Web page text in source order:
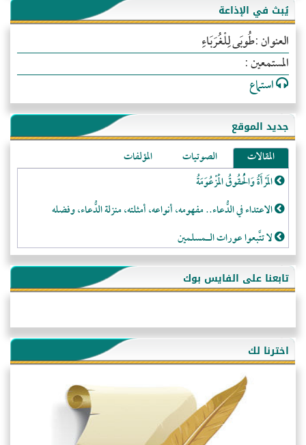
يُبث في الإذاعة
العنوان :طُوبَى لِلْغُرَبَاءِ
المستمعين :
استماع
جديد الموقع
المقالات الصوتيات
المؤلفات
المَرْأَةُ وَالْحُقُوقُ الْمَزْعُوَمَةُ
الاعتداء في الدُّعاء.. مفهومه، أنواعه، أمثلته، منزلة الدُّعاء، وفضله
لا تتَّبعوا عورات الـمسلمين
فقه النَّصيحة عند الصَّحابة الكرام رضي الله عنهم
لَا عِزَّةَ إِلَّا بِالإِسْلَامِ
هذه سبيلنا فماذا تنقمون؟!
أُسُـسُ بَـيْـتِ الـمُسْـلِمِ
التَّعْلِيمُ القُرْآنِي
كلمة إلى إخواني السلفيين في الجزائر
تابعنا على الفايس بوك
اخترنا لك